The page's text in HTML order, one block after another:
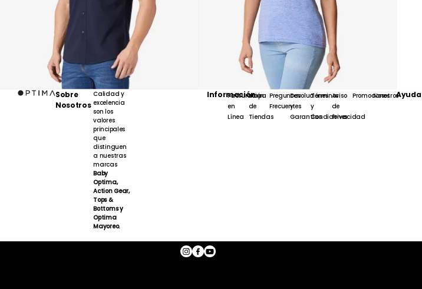
Sobre
Nosotros
Calidad y
excelencia
son los
valores
principales
que
distinguen
a nuestras
marcas
Baby
Optima,
Action Gear,
Tops &
Bottoms y
Optima
Mayoreo.
Información
Facturación
en
Línea
Mapa
de
Tiendas
Preguntas
Frecuentes
Devoluciones
y
Garantías
Términos
y
Condiciones
Aviso
de
Privacidad
Promociones
NosotrosAyuda